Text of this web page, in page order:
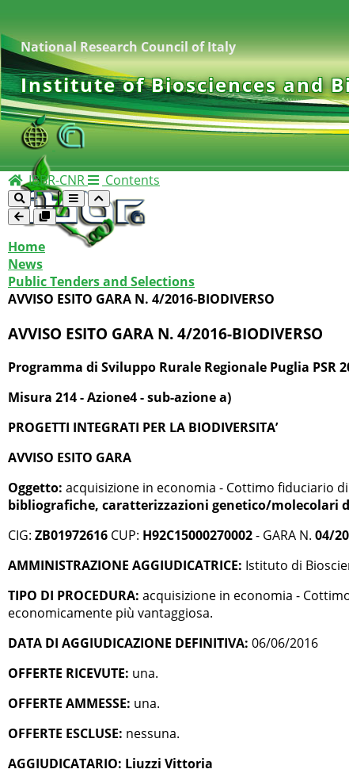
National Research Council of Italy
Institute of Biosciences and
IBBR-CNR Contents
Home
News
Public Tenders and Selections
AVVISO ESITO GARA N. 4/2016-BIODIVERSO
AVVISO ESITO GARA N. 4/2016-BIODIVERSO
Programma di Sviluppo Rurale Regionale Puglia PSR
Misura 214 - Azione4 - sub-azione a)
PROGETTI INTEGRATI PER LA BIODIVERSITA’
AVVISO ESITO GARA
Oggetto: acquisizione in economia - Cottimo fiduciario
bibliografiche, caratterizzazioni genetico/molecolari
CIG: ZB01972616 CUP: H92C15000270002- GARA N. 04/
AMMINISTRAZIONE AGGIUDICATRICE: Istituto di
TIPO DI PROCEDURA: acquisizione in economia -
economicamente più vantaggiosa.
DATA DI AGGIUDICAZIONE DEFINITIVA: 06/06/2016
OFFERTE RICEVUTE: una.
OFFERTE AMMESSE: una.
OFFERTE ESCLUSE: nessuna.
AGGIUDICATARIO: Liuzzi Vittoria